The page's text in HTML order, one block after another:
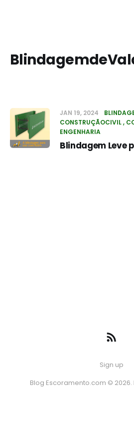
JAN 19, 2024
CONSTRUÇÃOCIVIL
ENGENHARIA
Blindagem Leve
Sign up
Blog Escoramento.com ©